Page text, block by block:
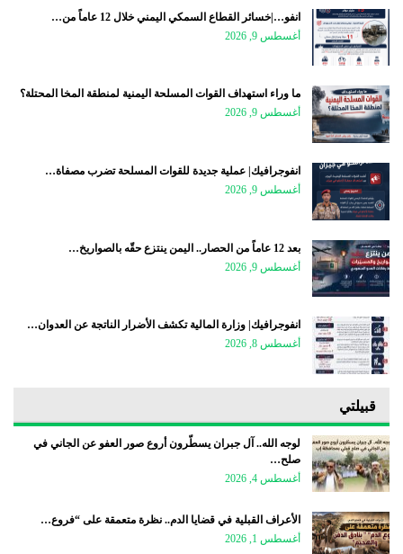
انفو…|خسائر القطاع السمكي اليمني خلال 12 عاماً من…
أغسطس 9, 2026
ما وراء استهداف القوات المسلحة اليمنية لمنطقة المخا المحتلة؟
أغسطس 9, 2026
انفوجرافيك| عملية جديدة للقوات المسلحة تضرب مصفاة…
أغسطس 9, 2026
بعد 12 عاماً من الحصار.. اليمن ينتزع حقّه بالصواريخ…
أغسطس 9, 2026
انفوجرافيك| وزارة المالية تكشف الأضرار الناتجة عن العدوان…
أغسطس 8, 2026
قبيلتي
لوجه الله.. آل جبران يسطّرون أروع صور العفو عن الجاني في
صلح…
أغسطس 4, 2026
الأعراف القبلية في قضايا الدم.. نظرة متعمقة على “فروع…
أغسطس 1, 2026